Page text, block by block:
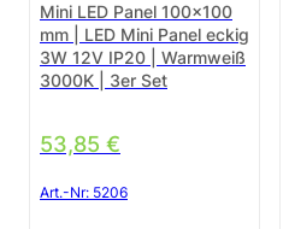
Mini LED Panel 100×100
mm | LED Mini Panel eckig
3W 12V IP20 | Warmweiß
3000K | 3er Set
53,85 €
Art.-Nr: 5206